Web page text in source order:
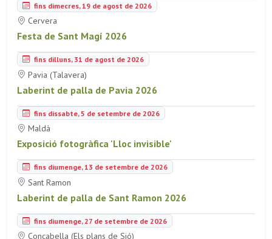
fins dimecres, 19 de agost de 2026
Cervera
Festa de Sant Magí 2026
fins dilluns, 31 de agost de 2026
Pavia (Talavera)
Laberint de palla de Pavia 2026
fins dissabte, 5 de setembre de 2026
Maldà
Exposició fotogràfica 'Lloc invisible'
fins diumenge, 13 de setembre de 2026
Sant Ramon
Laberint de palla de Sant Ramon 2026
fins diumenge, 27 de setembre de 2026
Concabella (Els plans de Sió)